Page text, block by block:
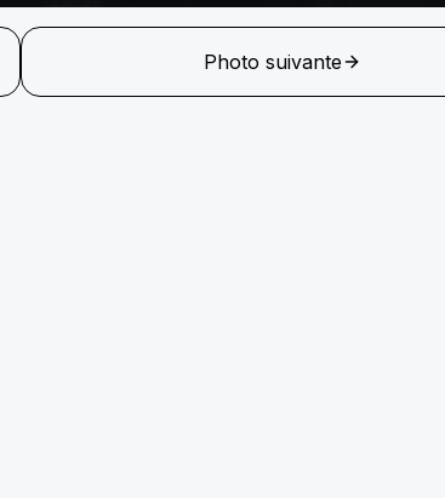
Photo suivante